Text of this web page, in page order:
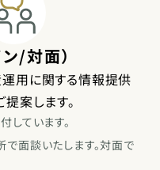
/対面）
用に関する情報提供
案します。
しています。
面談いたします。対面で